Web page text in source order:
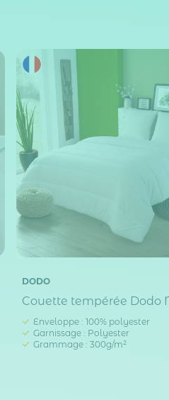
DODO
Couette tempérée Dodo
Enveloppe : 100% polyester
Garnissage : Polyester
Grammage : 300g/m²